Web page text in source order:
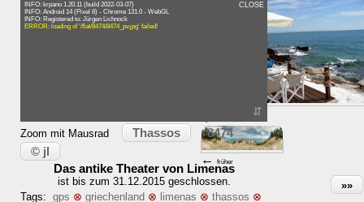
INFO: krpano 1.20.11 (build 2022-03-07)
INFO: Android 14 (Pixel 8) - Chrome 131.0 - WebGL
INFO: Registered to: Jürgen Lichnock
ERROR: loading of '/flat/8474/8474_pv.jpg' failed!
CLOSE
⇵
Zoom mit Mausrad Thassos 8474
© jl
Das antike Theater von Limenas
ist bis zum 31.12.2015 geschlossen.
Tags: gps ⊗ griechenland ⊗ limenas ⊗ thassos ⊗
← früher
»»